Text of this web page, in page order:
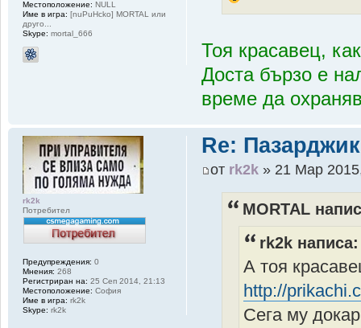
Тоя красавец,
Доста бързо е
време да
Местоположение: NULL
Име в игра: [nuPuHcko] MORTAL или
друго...
Skype: mortal_666
Re: Пазарджик
от rk2k » 21 Мар
MORTAL
rk2k написа:
А тоя
http://
Сега му
rk2k
Потребител
Предупреждения: 0
Мнения: 268
Регистриран на: 25 Сеп 2014, 21:13
Местоположение: София
Име в игра: rk2k
Skype: rk2k